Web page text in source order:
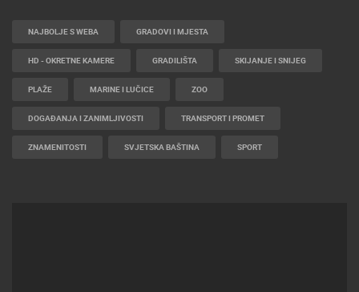
NAJBOLJE S WEBA GRADOVI I MJESTA
HD - OKRETNE KAMERE GRADILIŠTA SKIJANJE I SNIJEG
PLAŽE MARINE I LUČICE ZOO
DOGAĐANJA I ZANIMLJIVOSTI TRANSPORT I PROMET
ZNAMENITOSTI SVJETSKA BAŠTINA SPORT